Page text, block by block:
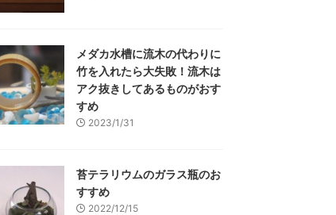
メダカ水槽に流木の代わりに
竹を入れたら大失敗！流木は
アク抜きしてあるものがおす
すめ
2023/1/31
苔テラリウムのガラス瓶のお
すすめ
2022/12/15